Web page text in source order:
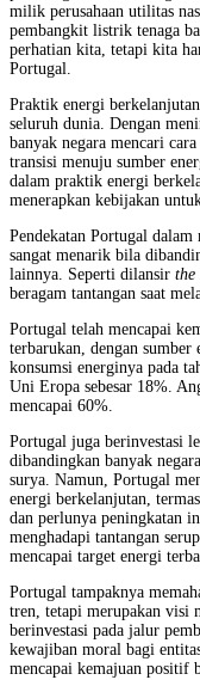
milik perusahaan utilitas
pembangkit listrik tenaga
perhatian kita, tetapi kita
Portugal.
Praktik energi
seluruh dunia. Dengan
banyak negara mencari
transisi menuju sumber
dalam praktik energi
menerapkan kebijakan
Pendekatan Portugal
sangat menarik bila
lainnya. Seperti dilansir the
beragam tantangan saat
Portugal telah mencapai
terbarukan, dengan
konsumsi energinya pada
Uni Eropa sebesar 18%.
mencapai 60%.
Portugal juga berinvestasi
dibandingkan banyak
surya. Namun, Portugal
energi berkelanjutan,
dan perlunya peningkatan
menghadapi tantangan
mencapai target energi
Portugal tampaknya
tren, tetapi merupakan visi
berinvestasi pada jalur
kewajiban moral bagi
mencapai kemajuan positif